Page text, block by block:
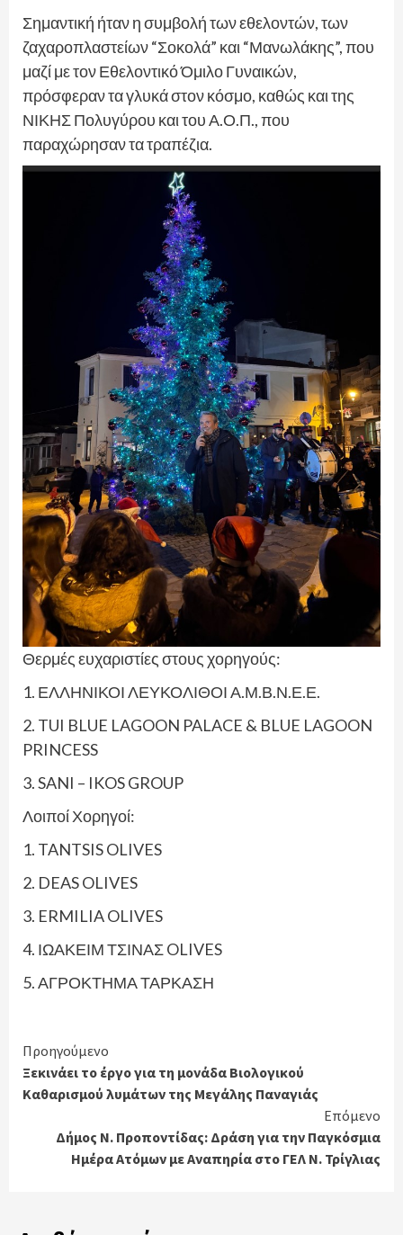
Σημαντική ήταν η συμβολή των εθελοντών, των
ζαχαροπλαστείων “Σοκολά” και “Μανωλάκης”, που
μαζί με τον Εθελοντικό Όμιλο Γυναικών,
πρόσφεραν τα γλυκά στον κόσμο, καθώς και της
ΝΙΚΗΣ Πολυγύρου και του Α.Ο.Π., που
παραχώρησαν τα τραπέζια.
Θερμές ευχαριστίες στους χορηγούς:
1. ΕΛΛΗΝΙΚΟΙ ΛΕΥΚΟΛΙΘΟΙ Α.Μ.Β.Ν.Ε.Ε.
2. TUI BLUE LAGOON PALACE & BLUE LAGOON
PRINCESS
3. SANI – IKOS GROUP
Λοιποί Χορηγοί:
1. TANTSIS OLIVES
2. DEAS OLIVES
3. ERMILIA OLIVES
4. ΙΩΑΚΕΙΜ ΤΣΙΝΑΣ OLIVES
5. ΑΓΡΟΚΤΗΜΑ ΤΑΡΚΑΣΗ
Continue
Reading
Προηγούμενο
Ξεκινάει το έργο για τη μονάδα Βιολογικού
Καθαρισμού λυμάτων της Μεγάλης Παναγιάς
Επόμενο
Δήμος Ν. Προποντίδας: Δράση για την Παγκόσμια
Ημέρα Ατόμων με Αναπηρία στο ΓΕΛ Ν. Τρίγλιας